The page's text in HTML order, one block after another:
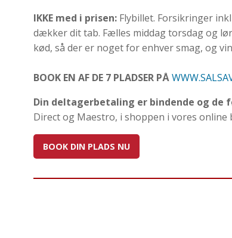
IKKE med i prisen: Flybillet. Forsikringer
dækker dit tab. Fælles middag torsdag og
kød, så der er noget for enhver smag, og
BOOK EN AF DE 7 PLADSER PÅ
Din deltagerbetaling er bindende og de
Direct og Maestro, i shoppen i vores online
BOOK DIN PLADS NU